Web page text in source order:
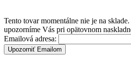
Tento tovar momentálne nie je na
upozorníme Vás pri opätovnom
Emailová adresa:
Upozorniť Emailom